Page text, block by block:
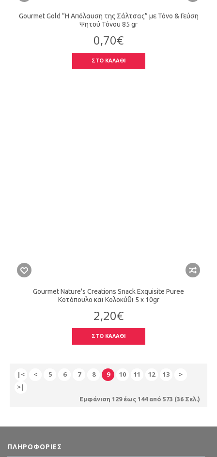
Gourmet Gold “Η Απόλαυση της Σάλτσας” με Τόνο & Γεύση
Ψητού Τόνου 85 gr
0,70€
ΣΤΟ ΚΑΛΑΘΙ
Gourmet Nature's Creations Snack Exquisite Puree
Κοτόπουλο και Κολοκύθι 5 x 10gr
2,20€
ΣΤΟ ΚΑΛΑΘΙ
|< < 5 6 7 8 9 10 11 12 13
>
>|
Εμφάνιση 129 έως 144 από 573 (36 Σελ.)
ΠΛΗΡΟΦΟΡΊΕΣ